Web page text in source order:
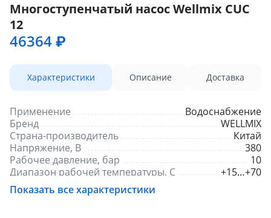
Многоступенчатый насос Wellmix CUC
12
46364 ₽
Характеристики Описание Доставка
Применение
Водоснабжение
Бренд
WELLMIX
Страна-производитель
Китай
Напряжение, В
380
Рабочее давление, бар
10
Диапазон рабочей температуры, С
+15…+70
Присоединение
Материал корпуса
Показать все характеристики